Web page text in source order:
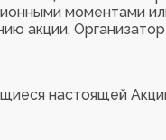
моментами
акции,
настоящей